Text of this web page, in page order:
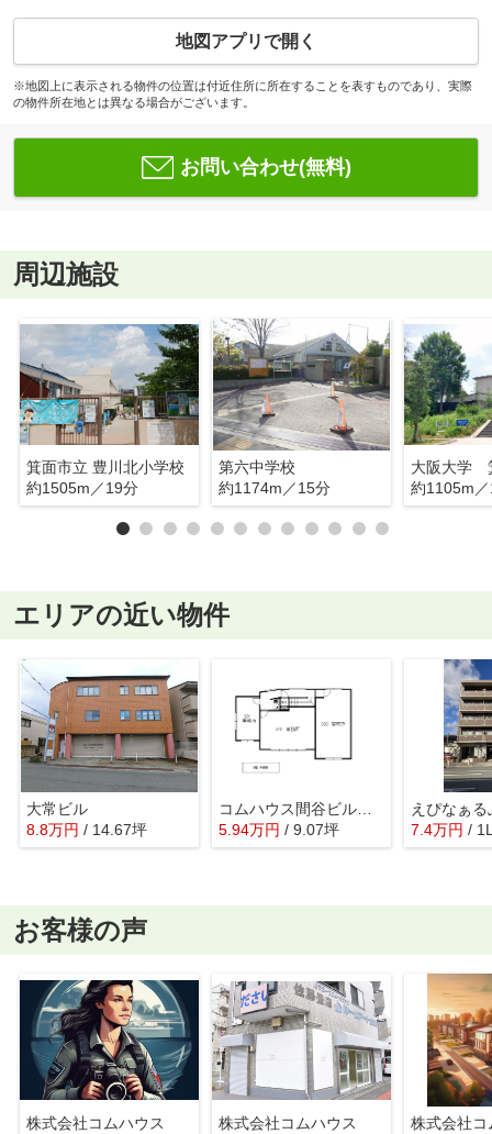
地図アプリで開く
※地図上に表示される物件の位置は付近住所に所在することを表すものであり、実際
の物件所在地とは異なる場合がございます。
お問い合わせ(無料)
周辺施設
箕面市立 豊川北小学校
約1505m／19分
第六中学校
約1174m／15分
約1105m
エリアの近い物件
大常ビル
8.8万円 / 14.67坪
コムハウス間谷ビル 3階
5.94万円 / 9.07坪 7.4万円 /
お客様の声
株式会社コムハウス 株式会社コムハウス 株式会社コ